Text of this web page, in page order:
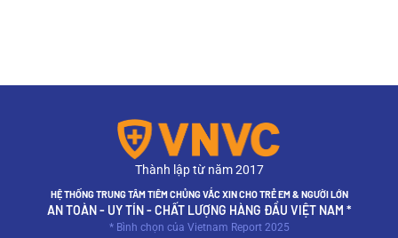
Thành lập từ năm 2017
HỆ THỐNG TRUNG TÂM TIÊM CHỦNG VẮC XIN CHO TRẺ EM & NGƯỜI LỚN
AN TOÀN - UY TÍN - CHẤT LƯỢNG HÀNG ĐẦU VIỆT NAM *
* Bình chọn của Vietnam Report 2025